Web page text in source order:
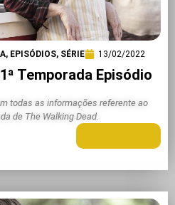
, EPISÓDIOS, SÉRIE 13/02/2022
Temporada Episódio
todas as informações referente ao
de The Walking Dead.